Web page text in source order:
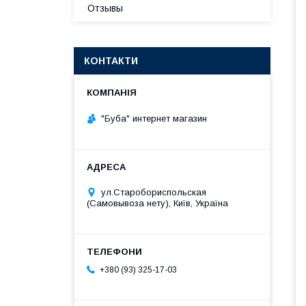
Отзывы
КОНТАКТИ
"Буба" интернет магазин
ул.Старобориспольская
(Самовывоза нету), Київ, Україна
+380 (93) 325-17-03